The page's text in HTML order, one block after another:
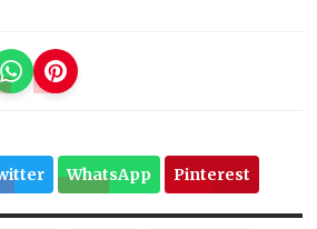
WhatsApp Pinterest